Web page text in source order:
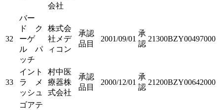
会社
32
バー
ド ク
ーゲ
ル パ
ッチ
株式会
社メデ
ィコン
承認
品目
2001/09/01
承
認
21300BZY00497000
33
イント
ラ メ
ッシュ
村中医
療器株
式会社
承認
品目
2000/12/01
承
認
21200BZY00642000
ゴアテ